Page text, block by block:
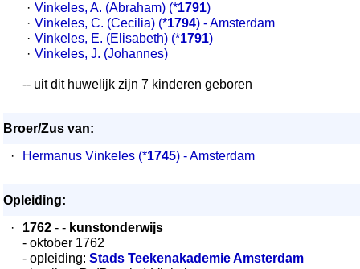
· Vinkeles, A. (Abraham) (*1791)
· Vinkeles, C. (Cecilia) (*1794) - Amsterdam
· Vinkeles, E. (Elisabeth) (*1791)
· Vinkeles, J. (Johannes)
-- uit dit huwelijk zijn 7 kinderen geboren
Broer/Zus van:
·
Hermanus Vinkeles (*1745) - Amsterdam
Opleiding:
·
1762 - - kunstonderwijs
- oktober 1762
- opleiding: Stads Teekenakademie Amsterdam